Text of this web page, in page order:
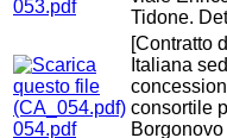
053.pdf
Tidone.
054.pdf
[Contratto
Italiana
consortile